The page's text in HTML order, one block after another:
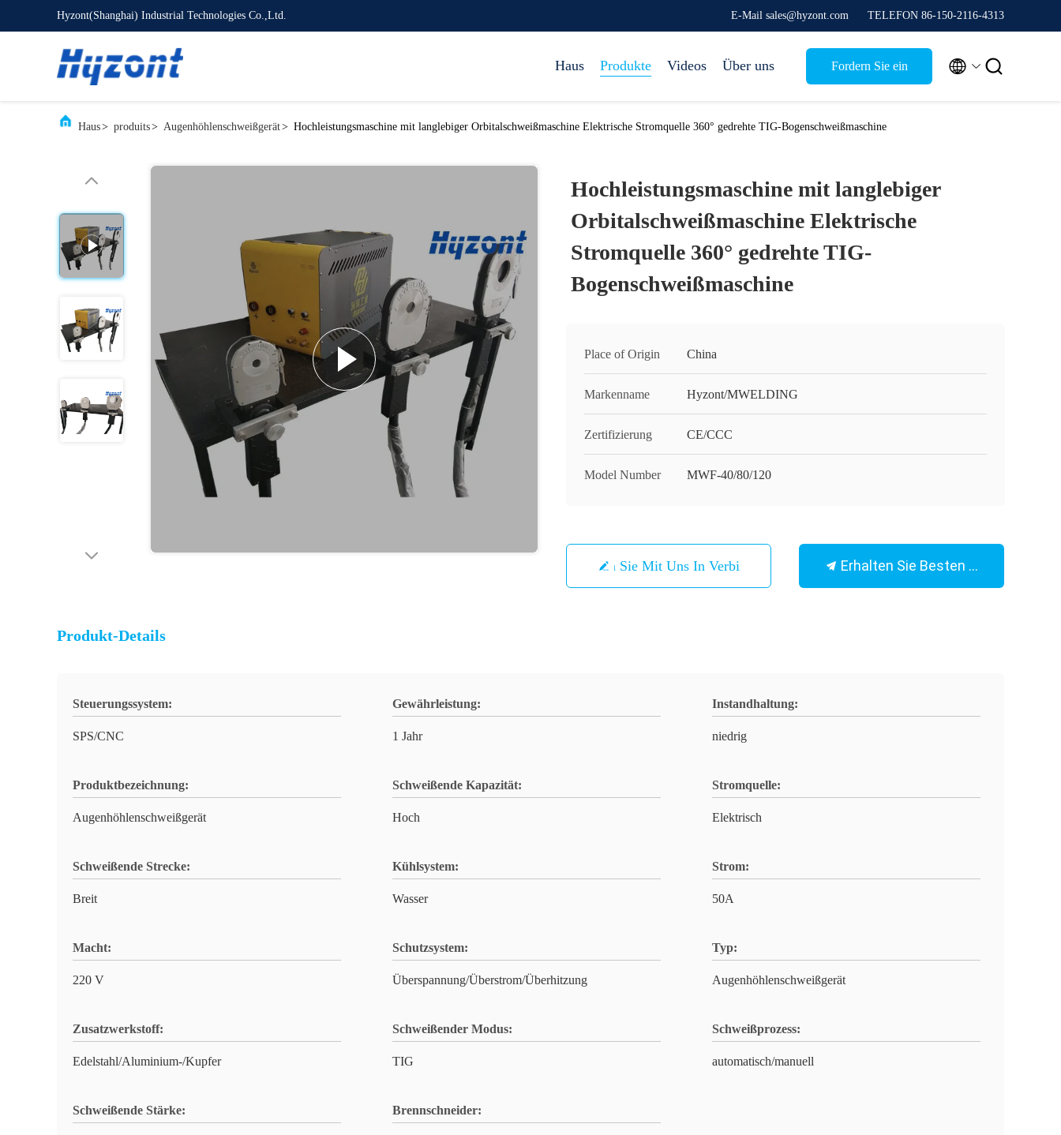
Hyzont(Shanghai) Industrial Technologies Co.,Ltd. E-Mail sales@hyzont.com TELEFON 86-150-2116-4313
Haus Produkte Videos Über uns Fordern Sie ein  
Haus> produits> Augenhöhlenschweißgerät> Hochleistungsmaschine mit langlebiger Orbitalschweißmaschine Elektrische Stromquelle 360° gedrehte TIG-Bogenschweißmaschine
Hochleistungsmaschine mit langlebiger
Orbitalschweißmaschine Elektrische
Stromquelle 360° gedrehte TIG-
Bogenschweißmaschine
Place of Origin China
Markenname Hyzont/MWELDING
Zertifizierung CE/CCC
Model Number MWF-40/80/120
Treten Sie Mit Uns In Verbindung Erhalten Sie Besten Preis
Produkt-Details
Steuerungssystem:
SPS/CNC
Gewährleistung:
1 Jahr
Instandhaltung:
niedrig
Produktbezeichnung:
Augenhöhlenschweißgerät
Schweißende Kapazität:
Hoch
Stromquelle:
Elektrisch
Schweißende Strecke:
Breit
Kühlsystem:
Wasser
Strom:
50A
Macht:
220 V
Schutzsystem:
Überspannung/Überstrom/Überhitzung
Typ:
Augenhöhlenschweißgerät
Zusatzwerkstoff:
Edelstahl/Aluminium-/Kupfer
Schweißender Modus:
TIG
Schweißprozess:
automatisch/manuell
Schweißende Stärke: Brennschneider: